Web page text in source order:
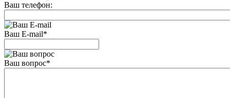
Ваш телефон:
Ваш E-mail*
Ваш вопрос*